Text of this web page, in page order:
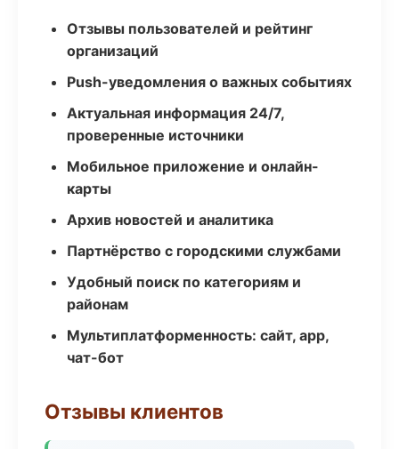
Отзывы пользователей и рейтинг
организаций
Push-уведомления о важных событиях
Актуальная информация 24/7,
проверенные источники
Мобильное приложение и онлайн-
карты
Архив новостей и аналитика
Партнёрство с городскими службами
Удобный поиск по категориям и
районам
Мультиплатформенность: сайт, app,
чат-бот
Отзывы клиентов